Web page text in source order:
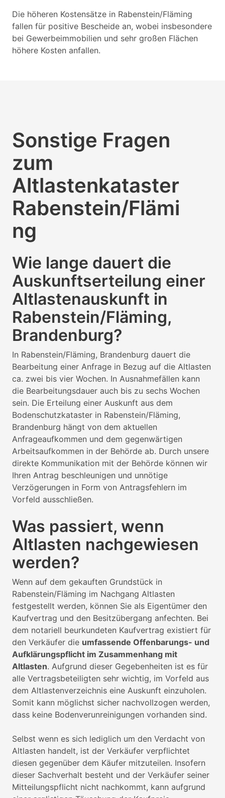
Die höheren Kostensätze in Rabenstein/Fläming
fallen für positive Bescheide an, wobei insbesondere
bei Gewerbeimmobilien und sehr großen Flächen
höhere Kosten anfallen.
Sonstige Fragen
zum
Altlastenkataster
Rabenstein/Flämi
ng
Wie lange dauert die
Auskunftserteilung einer
Altlastenauskunft in
Rabenstein/Fläming,
Brandenburg?
In Rabenstein/Fläming, Brandenburg dauert die
Bearbeitung einer Anfrage in Bezug auf die Altlasten
ca. zwei bis vier Wochen. In Ausnahmefällen kann
die Bearbeitungsdauer auch bis zu sechs Wochen
sein. Die Erteilung einer Auskunft aus dem
Bodenschutzkataster in Rabenstein/Fläming,
Brandenburg hängt von dem aktuellen
Anfrageaufkommen und dem gegenwärtigen
Arbeitsaufkommen in der Behörde ab. Durch unsere
direkte Kommunikation mit der Behörde können wir
Ihren Antrag beschleunigen und unnötige
Verzögerungen in Form von Antragsfehlern im
Vorfeld ausschließen.
Was passiert, wenn
Altlasten nachgewiesen
werden?
Wenn auf dem gekauften Grundstück in
Rabenstein/Fläming im Nachgang Altlasten
festgestellt werden, können Sie als Eigentümer den
Kaufvertrag und den Besitzübergang anfechten. Bei
dem notariell beurkundeten Kaufvertrag existiert für
den Verkäufer die umfassende Offenbarungs- und
Aufklärungspflicht im Zusammenhang mit
Altlasten. Aufgrund dieser Gegebenheiten ist es für
alle Vertragsbeteiligten sehr wichtig, im Vorfeld aus
dem Altlastenverzeichnis eine Auskunft einzuholen.
Somit kann möglichst sicher nachvollzogen werden,
dass keine Bodenverunreinigungen vorhanden sind.
Selbst wenn es sich lediglich um den Verdacht von
Altlasten handelt, ist der Verkäufer verpflichtet
diesen gegenüber dem Käufer mitzuteilen. Insofern
dieser Sachverhalt besteht und der Verkäufer seiner
Mitteilungspflicht nicht nachkommt, kann aufgrund